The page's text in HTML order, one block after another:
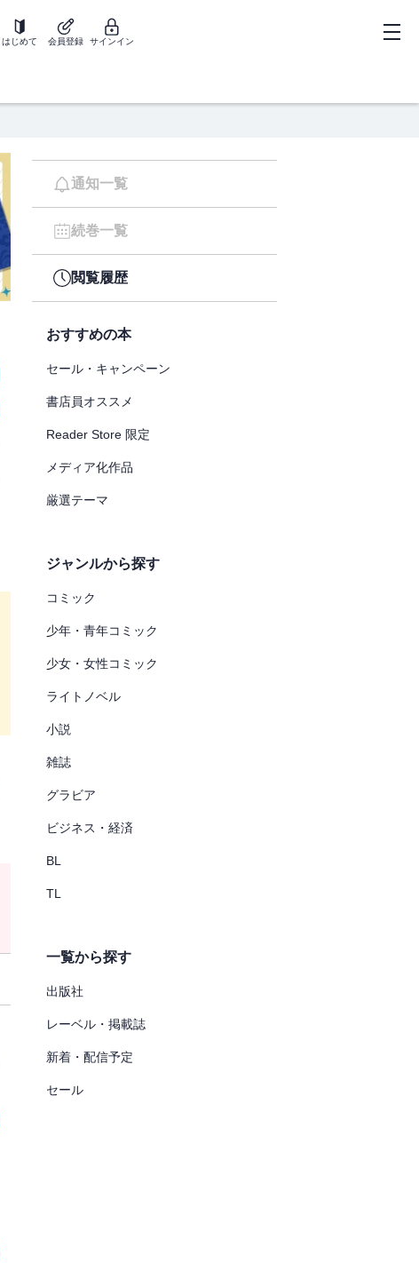
はじめて 会員登録 サインイン
通知一覧
続巻一覧
閲覧履歴
おすすめの本
セール・キャンペーン
書店員オススメ
Reader Store 限定
メディア化作品
厳選テーマ
ジャンルから探す
コミック
少年・青年コミック
少女・女性コミック
ライトノベル
小説
雑誌
グラビア
ビジネス・経済
BL
TL
一覧から探す
出版社
レーベル・掲載誌
新着・配信予定
セール